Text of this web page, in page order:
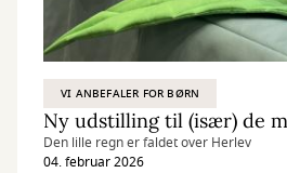
VI ANBEFALER FOR BØRN
Ny udstilling til (især) de
Den lille regn er faldet over Herlev
04. februar 2026